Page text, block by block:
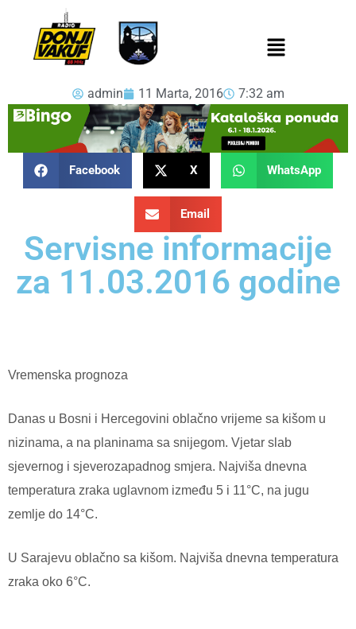
admin 11 Marta, 2016 7:32 am
Facebook X WhatsApp
Email
Servisne informacije
za 11.03.2016 godine
Vremenska prognoza
Danas u Bosni i Hercegovini oblačno vrijeme sa kišom u
nizinama, a na planinama sa snijegom. Vjetar slab
sjevernog i sjeverozapadnog smjera. Najviša dnevna
temperatura zraka uglavnom između 5 i 11°C, na jugu
zemlje do 14°C.
U Sarajevu oblačno sa kišom. Najviša dnevna temperatura
zraka oko 6°C.